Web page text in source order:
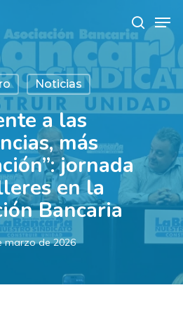
search
Noticias
a las
más
jornada
en la
Bancaria
marzo de 2026